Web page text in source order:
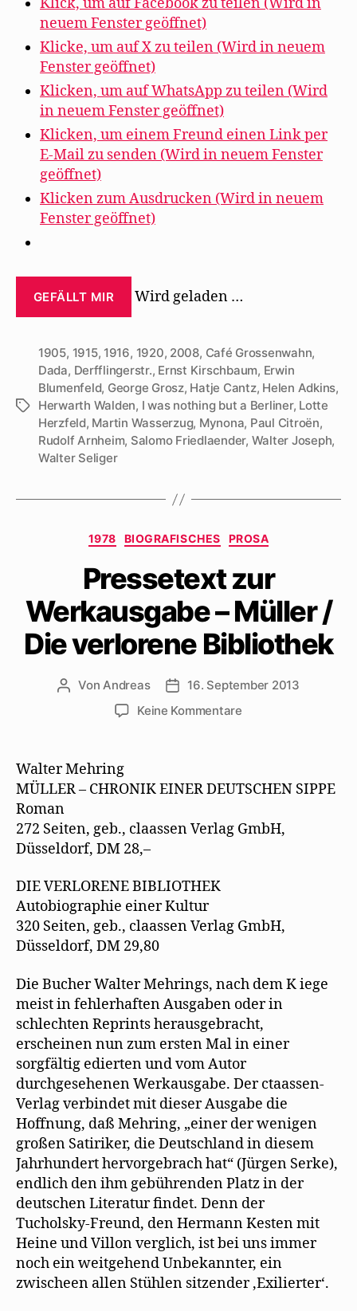
Klick, um auf Facebook zu teilen (Wird in
neuem Fenster geöffnet)
Klicke, um auf X zu teilen (Wird in neuem
Fenster geöffnet)
Klicken, um auf WhatsApp zu teilen (Wird
in neuem Fenster geöffnet)
Klicken, um einem Freund einen Link per
E-Mail zu senden (Wird in neuem Fenster
geöffnet)
Klicken zum Ausdrucken (Wird in neuem
Fenster geöffnet)
GEFÄLLT MIR Wird geladen …
Schlagwörter
1905, 1915, 1916, 1920, 2008, Café Grossenwahn,
Dada, Derfflingerstr., Ernst Kirschbaum, Erwin
Blumenfeld, George Grosz, Hatje Cantz, Helen Adkins,
Herwarth Walden, I was nothing but a Berliner, Lotte
Herzfeld, Martin Wasserzug, Mynona, Paul Citroën,
Rudolf Arnheim, Salomo Friedlaender, Walter Joseph,
Walter Seliger
Kategorien
1978 BIOGRAFISCHES PROSA
Pressetext zur
Werkausgabe – Müller /
Die verlorene Bibliothek
Beitragsautor
Von Andreas Beitragsdatum
16. September 2013
Keine Kommentarezu
Müller
Die
Walter Mehring
MÜLLER – CHRONIK EINER DEUTSCHEN SIPPE
Roman
272 Seiten, geb., claassen Verlag GmbH,
Düsseldorf, DM 28,–
DIE VERLORENE BIBLIOTHEK
Autobiographie einer Kultur
320 Seiten, geb., claassen Verlag GmbH,
Düsseldorf, DM 29,80
Die Bucher Walter Mehrings, nach dem K iege
meist in fehlerhaften Ausgaben oder in
schlechten Reprints herausgebracht,
erscheinen nun zum ersten Mal in einer
sorgfältig edierten und vom Autor
durchgesehenen Werkausgabe. Der ctaassen-
Verlag verbindet mit dieser Ausgabe die
Hoffnung, daß Mehring, „einer der wenigen
großen Satiriker, die Deutschland in diesem
Jahrhundert hervorgebrach hat“ (Jürgen Serke),
endlich den ihm gebührenden Platz in der
deutschen Literatur findet. Denn der
Tucholsky-Freund, den Hermann Kesten mit
Heine und Villon verglich, ist bei uns immer
noch ein weitgehend Unbekannter, ein
zwischeen allen Stühlen sitzender ‚Exilierter‘.